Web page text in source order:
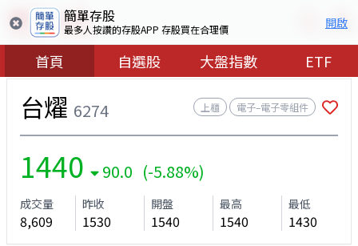
簡單存股
最多人按讚的存股APP 存股買在合理價 開啟
首頁 自選股 大盤指數 ETF
台燿 6274 上櫃 電子–電子零組件
1440 90.0 (-5.88%)
成交量
8,609
昨收
1530
開盤
1540
最高
1540
最低
1430